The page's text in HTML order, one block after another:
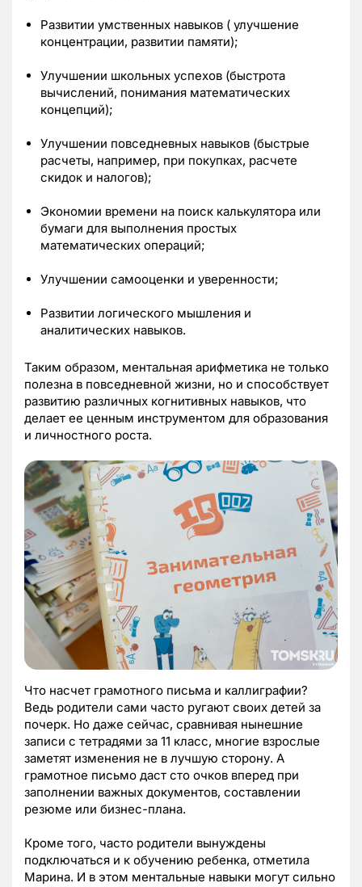
Развитии умственных навыков ( улучшение
концентрации, развитии памяти);
Улучшении школьных успехов (быстрота
вычислений, понимания математических
концепций);
Улучшении повседневных навыков (быстрые
расчеты, например, при покупках, расчете
скидок и налогов);
Экономии времени на поиск калькулятора или
бумаги для выполнения простых
математических операций;
Улучшении самооценки и уверенности;
Развитии логического мышления и
аналитических навыков.
Таким образом, ментальная арифметика не только
полезна в повседневной жизни, но и способствует
развитию различных когнитивных навыков, что
делает ее ценным инструментом для образования
и личностного роста.
Что насчет грамотного письма и каллиграфии?
Ведь родители сами часто ругают своих детей за
почерк. Но даже сейчас, сравнивая нынешние
записи с тетрадями за 11 класс, многие взрослые
заметят изменения не в лучшую сторону. А
грамотное письмо даст сто очков вперед при
заполнении важных документов, составлении
резюме или бизнес-плана.
Кроме того, часто родители вынуждены
подключаться и к обучению ребенка, отметила
Марина. И в этом ментальные навыки могут сильно